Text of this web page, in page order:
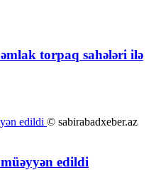
torpaq sahələri ilə
© sabirabadxeber.az
edildi